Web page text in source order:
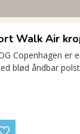
Walk Air
Copenhagen
blød åndbar